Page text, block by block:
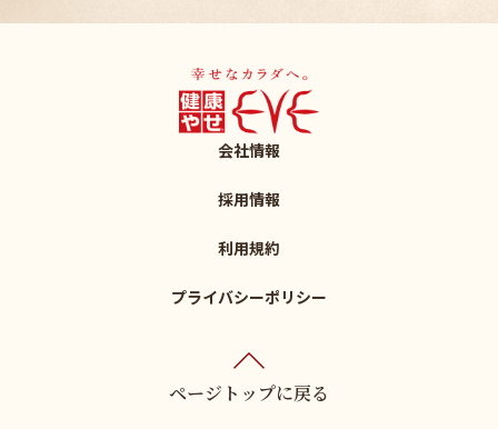
会社情報
採用情報
利用規約
プライバシーポリシー
ページトップに戻る